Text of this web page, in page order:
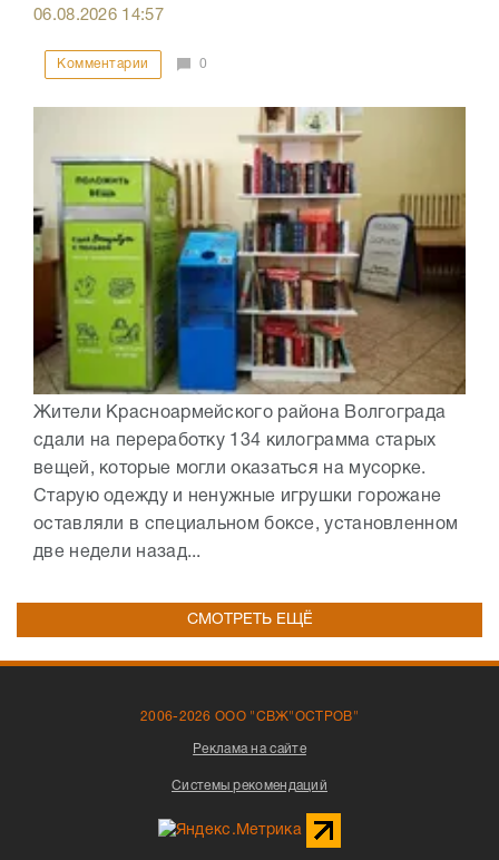
06.08.2026 14:57
Комментарии 0
Жители Красноармейского района Волгограда
сдали на переработку 134 килограмма старых
вещей, которые могли оказаться на мусорке.
Старую одежду и ненужные игрушки горожане
оставляли в специальном боксе, установленном
две недели назад...
СМОТРЕТЬ ЕЩЁ
2006-2026 ООО "СВЖ"ОСТРОВ"
Реклама на сайте
Системы рекомендаций